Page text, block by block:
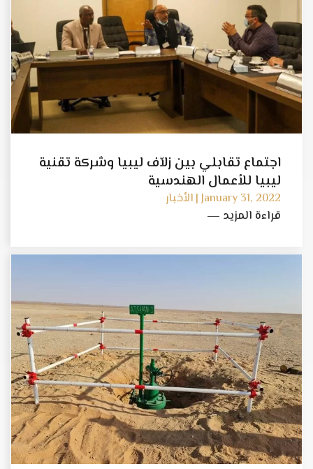
اجتماع تقابلي بين زلاّف ليبيا وشركة تقنية
ليبيا للأعمال الهندسية
January 31, 2022 | الأخبار
قراءة المزيد